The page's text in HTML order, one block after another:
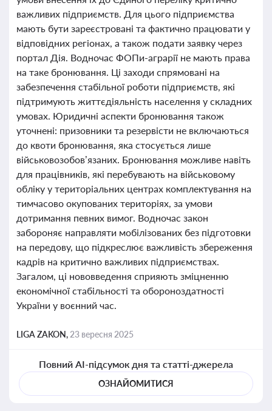
важливих підприємств. Для цього підприємства
мають бути зареєстровані та фактично працювати у
відповідних регіонах, а також подати заявку через
портал Дія. Водночас ФОПи-аграрії не мають права
на таке бронювання. Ці заходи спрямовані на
забезпечення стабільної роботи підприємств, які
підтримують життєдіяльність населення у складних
умовах. Юридичні аспекти бронювання також
уточнені: призовники та резервісти не включаються
до квоти бронювання, яка стосується лише
військовозобов’язаних. Бронювання можливе навіть
для працівників, які перебувають на військовому
обліку у територіальних центрах комплектування на
тимчасово окупованих територіях, за умови
дотримання певних вимог. Водночас закон
забороняє направляти мобілізованих без підготовки
на передову, що підкреслює важливість збереження
кадрів на критично важливих підприємствах.
Загалом, ці нововведення сприяють зміцненню
економічної стабільності та обороноздатності
України у воєнний час.
LIGA ZAKON, 23 вересня 2025
Повний AI-підсумок дня та статті-джерела
ОЗНАЙОМИТИСЯ